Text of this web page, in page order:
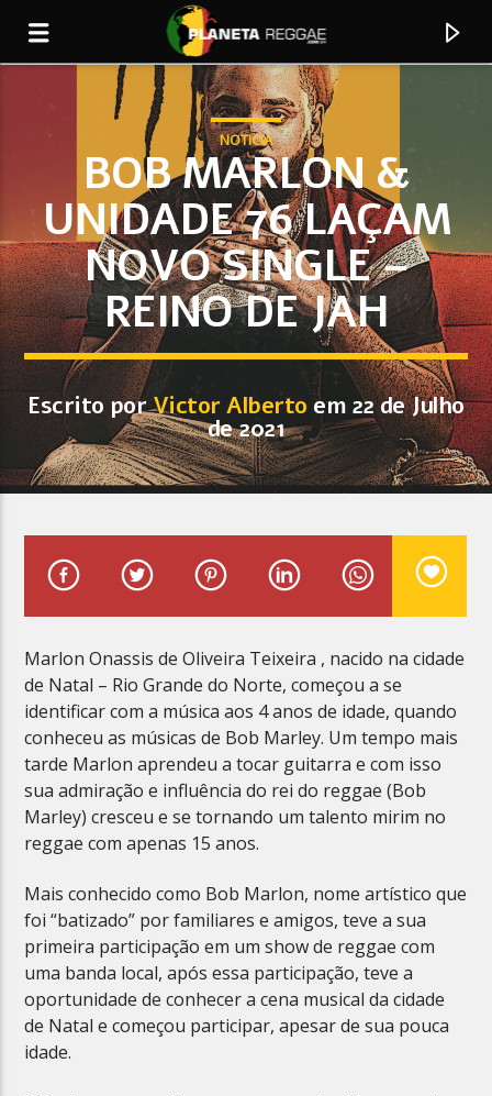
0:00
Faixa Atual
Find a Way
NOTICIA
BOB MARLON &
UNIDADE 76 LAÇAM
NOVO SINGLE –
REINO DE JAH
Escrito porVictor Alberto em 22 de Julho
de 2021
Marlon Onassis de Oliveira Teixeira , nacido na cidade
de Natal – Rio Grande do Norte, começou a se
identificar com a música aos 4 anos de idade, quando
conheceu as músicas de Bob Marley. Um tempo mais
tarde Marlon aprendeu a tocar guitarra e com isso
sua admiração e influência do rei do reggae (Bob
Marley) cresceu e se tornando um talento mirim no
reggae com apenas 15 anos.
Mais conhecido como Bob Marlon, nome artístico que
foi “batizado” por familiares e amigos, teve a sua
primeira participação em um show de reggae com
uma banda local, após essa participação, teve a
oportunidade de conhecer a cena musical da cidade
de Natal e começou participar, apesar de sua pouca
idade.